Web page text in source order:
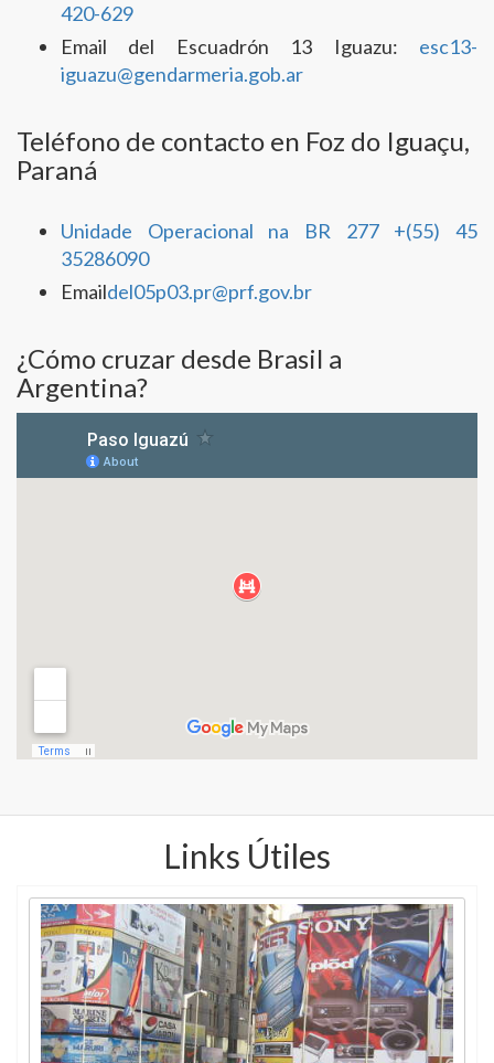
420-629
Email del Escuadrón 13 Iguazu: esc13-
iguazu@gendarmeria.gob.ar
Teléfono de contacto en Foz do Iguaçu,
Paraná
Unidade Operacional na BR 277 +(55) 45
35286090
Emaildel05p03.pr@prf.gov.br
¿Cómo cruzar desde Brasil a
Argentina?
Links Útiles